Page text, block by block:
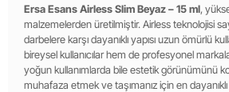
Ersa Esans Airless Slim Beyaz – 15 ml,
malzemelerden üretilmiştir. Airless teknolojisi
darbelere karşı dayanıklı yapısı uzun ömürlü
bireysel kullanıcılar hem de profesyonel
yoğun kullanımlarda bile estetik görünümünü
muhafaza etmek ve taşımanız için en